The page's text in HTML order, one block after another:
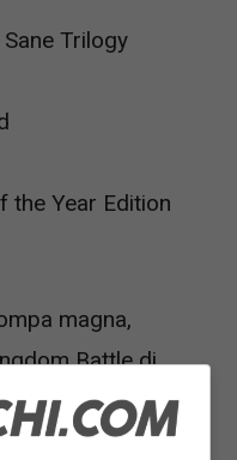
Trilogy
the Year Edition
magna,
Battle di
ad aggiudicarsi